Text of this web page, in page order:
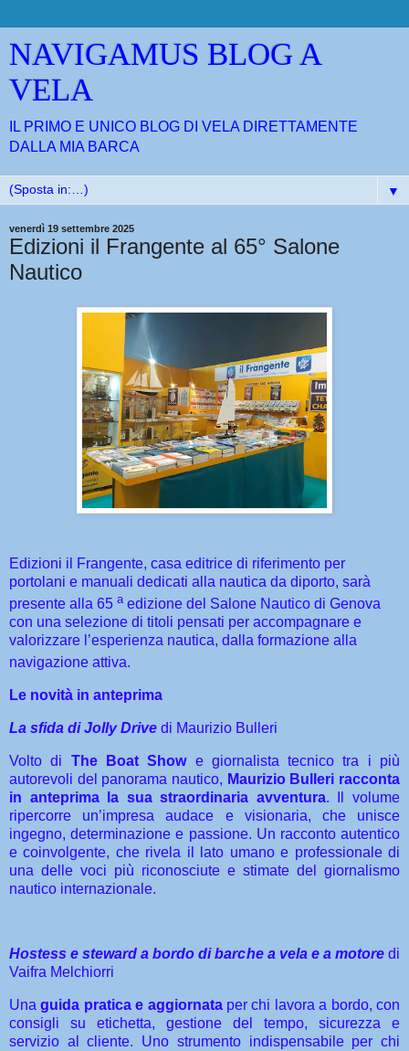
NAVIGAMUS BLOG A
VELA
IL PRIMO E UNICO BLOG DI VELA DIRETTAMENTE
DALLA MIA BARCA
▼
venerdì 19 settembre 2025
Edizioni il Frangente al 65° Salone
Nautico
Edizioni il Frangente, casa editrice di riferimento per
portolani e manuali dedicati alla nautica da diporto, sarà
presente alla 65 a edizione del Salone Nautico di Genova
con una selezione di titoli pensati per accompagnare e
valorizzare l’esperienza nautica, dalla formazione alla
navigazione attiva.
Le novità in anteprima
La sfida di Jolly Drive di Maurizio Bulleri
Volto di The Boat Showe giornalista tecnico tra i più
autorevoli del panorama nautico, Maurizio Bulleri racconta
in anteprima la sua straordinaria avventura. Il volume
ripercorre un’impresa audace e visionaria, che unisce
ingegno, determinazione e passione. Un racconto autentico
e coinvolgente, che rivela il lato umano e professionale di
una delle voci più riconosciute e stimate del giornalismo
nautico internazionale.
Hostess e steward a bordo di barche a vela e a motoredi
Vaifra Melchiorri
Unaguida pratica e aggiornataper chi lavora a bordo, con
consigli su etichetta, gestione del tempo, sicurezza e
servizio al cliente. Uno strumento indispensabile per chi